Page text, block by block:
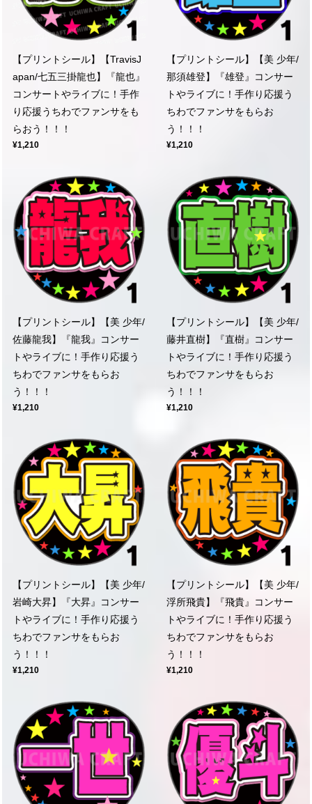
【プリントシール】【TravisJ
apan/七五三掛龍也】『龍也』
コンサートやライブに！手作
り応援うちわでファンサをも
らおう！！！
¥1,210
【プリントシール】【美 少年/
那須雄登】『雄登』コンサー
トやライブに！手作り応援う
ちわでファンサをもらお
う！！！
¥1,210
【プリントシール】【美 少年/
佐藤龍我】『龍我』コンサー
トやライブに！手作り応援う
ちわでファンサをもらお
う！！！
¥1,210
【プリントシール】【美 少年/
藤井直樹】『直樹』コンサー
トやライブに！手作り応援う
ちわでファンサをもらお
う！！！
¥1,210
【プリントシール】【美 少年/
岩崎大昇】『大昇』コンサー
トやライブに！手作り応援う
ちわでファンサをもらお
う！！！
¥1,210
【プリントシール】【美 少年/
浮所飛貴】『飛貴』コンサー
トやライブに！手作り応援う
ちわでファンサをもらお
う！！！
¥1,210